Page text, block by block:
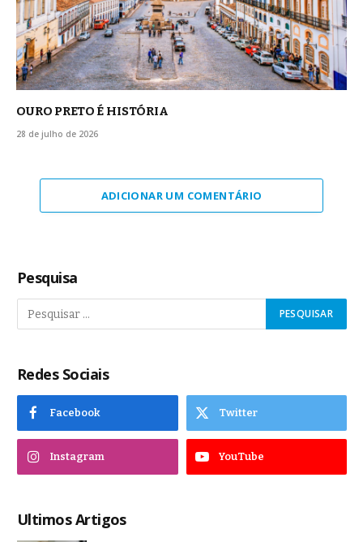
OURO PRETO É HISTÓRIA
28 de julho de 2026
ADICIONAR UM COMENTÁRIO
Pesquisa
Redes Sociais
Facebook Twitter
Instagram YouTube
Ultimos Artigos